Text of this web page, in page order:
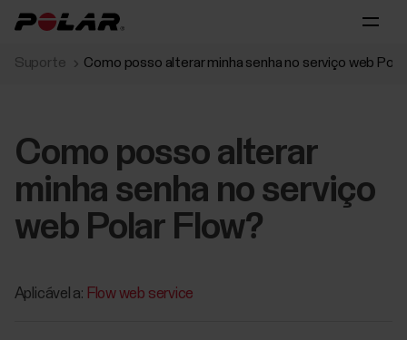
Suporte Como posso alterar minha senha no serviço web
Como posso alterar
minha senha no serviço
web Polar Flow?
Aplicável a: Flow web service